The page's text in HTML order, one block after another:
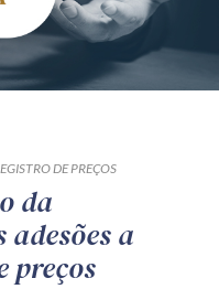
DE PREÇOS
da
a
preços